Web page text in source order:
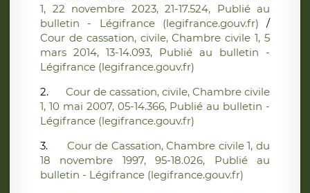
1, 22 novembre 2023, 21-17.524, Publié au
bulletin - Légifrance (legifrance.gouv.fr) /
Cour de cassation, civile, Chambre civile 1, 5
mars 2014, 13-14.093, Publié au bulletin -
Légifrance (legifrance.gouv.fr)
2.
Cour de cassation, civile, Chambre civile
1, 10 mai 2007, 05-14.366, Publié au bulletin -
Légifrance (legifrance.gouv.fr)
3.
Cour de Cassation, Chambre civile 1, du
18 novembre 1997, 95-18.026, Publié au
bulletin - Légifrance (legifrance.gouv.fr)